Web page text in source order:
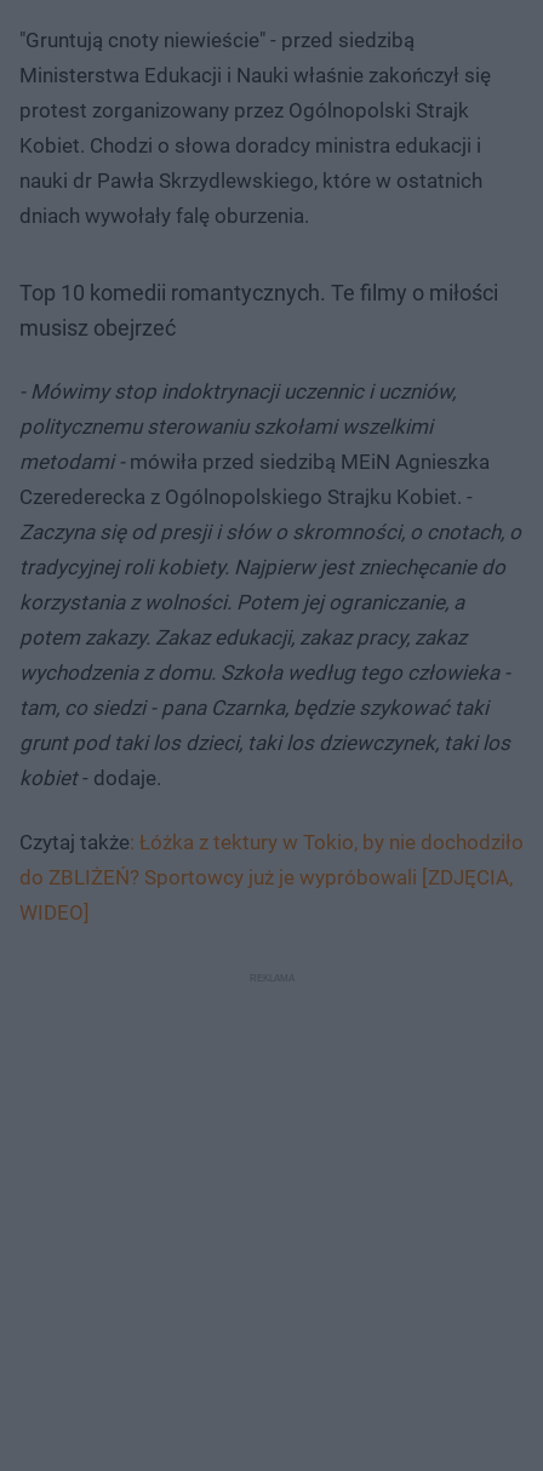
"​Gruntują cnoty niewieście" - przed siedzibą
Ministerstwa Edukacji i Nauki właśnie zakończył się
protest zorganizowany przez Ogólnopolski Strajk
Kobiet. Chodzi o słowa doradcy ministra edukacji i
nauki dr Pawła Skrzydlewskiego, które w ostatnich
dniach wywołały falę oburzenia.
Top 10 komedii romantycznych. Te filmy o miłości
musisz obejrzeć
- Mówimy stop indoktrynacji uczennic i uczniów,
politycznemu sterowaniu szkołami wszelkimi
metodami -mówiła przed siedzibą MEiN Agnieszka
Czerederecka z Ogólnopolskiego Strajku Kobiet. -
Zaczyna się od presji i słów o skromności, o cnotach, o
tradycyjnej roli kobiety. Najpierw jest zniechęcanie do
korzystania z wolności. Potem jej ograniczanie, a
potem zakazy. Zakaz edukacji, zakaz pracy, zakaz
wychodzenia z domu. Szkoła według tego człowieka -
tam, co siedzi - pana Czarnka, będzie szykować taki
grunt pod taki los dzieci, taki los dziewczynek, taki los
kobiet- dodaje.
Czytaj także: Łóżka z tektury w Tokio, by nie dochodziło
do ZBLIŻEŃ? Sportowcy już je wypróbowali [ZDJĘCIA,
WIDEO]